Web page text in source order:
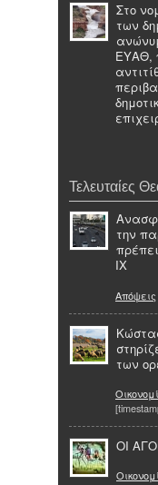
Στο
των
ΕΥΑΘ,
Τελευταίες
την
ΙΧ
Απόψεις
των
ΟΙ